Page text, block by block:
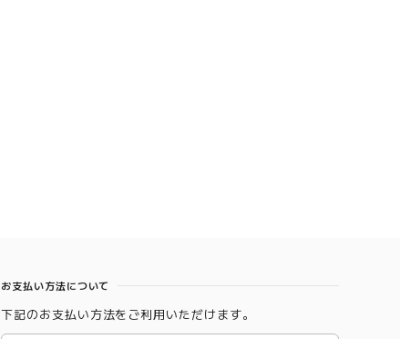
お支払い方法について
下記のお支払い方法をご利用いただけます。